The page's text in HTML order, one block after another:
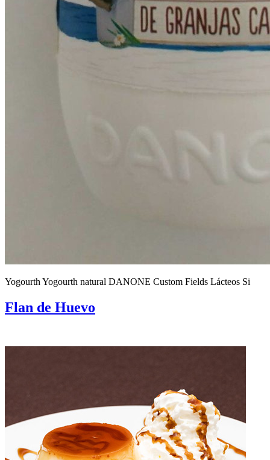
Yogourth Yogourth natural DANONE Custom Fields Lácteos Si
Flan de Huevo